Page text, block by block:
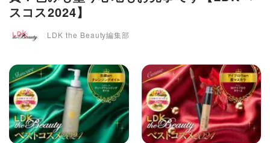
スコス2024】
LDK the Beauty編集部